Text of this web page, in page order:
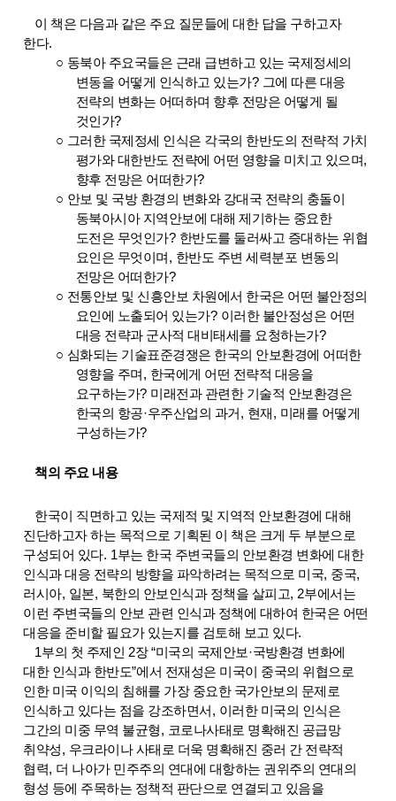
이 책은 다음과 같은 주요 질문들에 대한 답을 구하고자
한다.
○ 동북아 주요국들은 근래 급변하고 있는 국제정세의
변동을 어떻게 인식하고 있는가? 그에 따른 대응
전략의 변화는 어떠하며 향후 전망은 어떻게 될
것인가?
○ 그러한 국제정세 인식은 각국의 한반도의 전략적 가치
평가와 대한반도 전략에 어떤 영향을 미치고 있으며,
향후 전망은 어떠한가?
○ 안보 및 국방 환경의 변화와 강대국 전략의 충돌이
동북아시아 지역안보에 대해 제기하는 중요한
도전은 무엇인가? 한반도를 둘러싸고 증대하는 위협
요인은 무엇이며 , 한반도 주변 세력분포 변동의
전망은 어떠한가?
○ 전통안보 및 신흥안보 차원에서 한국은 어떤 불안정의
요인에 노출되어 있는가? 이러한 불안정성은 어떤
대응 전략과 군사적 대비태세를 요청하는가?
○ 심화되는 기술표준경쟁은 한국의 안보환경에 어떠한
영향을 주며 , 한국에게 어떤 전략적 대응을
요구하는가? 미래전과 관련한 기술적 안보환경은
한국의 항공·우주산업의 과거 , 현재 , 미래를 어떻게
구성하는가?
책의 주요 내용
한국이 직면하고 있는 국제적 및 지역적 안보환경에 대해
진단하고자 하는 목적으로 기획된 이 책은 크게 두 부분으로
구성되어 있다. 1부는 한국 주변국들의 안보환경 변화에 대한
인식과 대응 전략의 방향을 파악하려는 목적으로 미국, 중국,
러시아, 일본, 북한의 안보인식과 정책을 살피고, 2부에서는
이런 주변국들의 안보 관련 인식과 정책에 대하여 한국은 어떤
대응을 준비할 필요가 있는지를 검토해 보고 있다.
1부의 첫 주제인 2장“미국의 국제안보·국방환경 변화에
대한 인식과 한반도”에서 전재성은 미국이 중국의 위협으로
인한 미국 이익의 침해를 가장 중요한 국가안보의 문제로
인식하고 있다는 점을 강조하면서 , 이러한 미국의 인식은
그간의 미중 무역 불균형, 코로나사태로 명확해진 공급망
취약성, 우크라이나 사태로 더욱 명확해진 중러 간 전략적
협력, 더 나아가 민주주의 연대에 대항하는 권위주의 연대의
형성 등에 주목하는 정책적 판단으로 연결되고 있음을